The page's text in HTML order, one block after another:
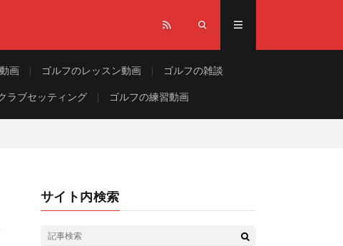
画 ゴルフのレッスン動画 ゴルフの雑談
ラブセッティング ゴルフの練習動画
サイト内検索